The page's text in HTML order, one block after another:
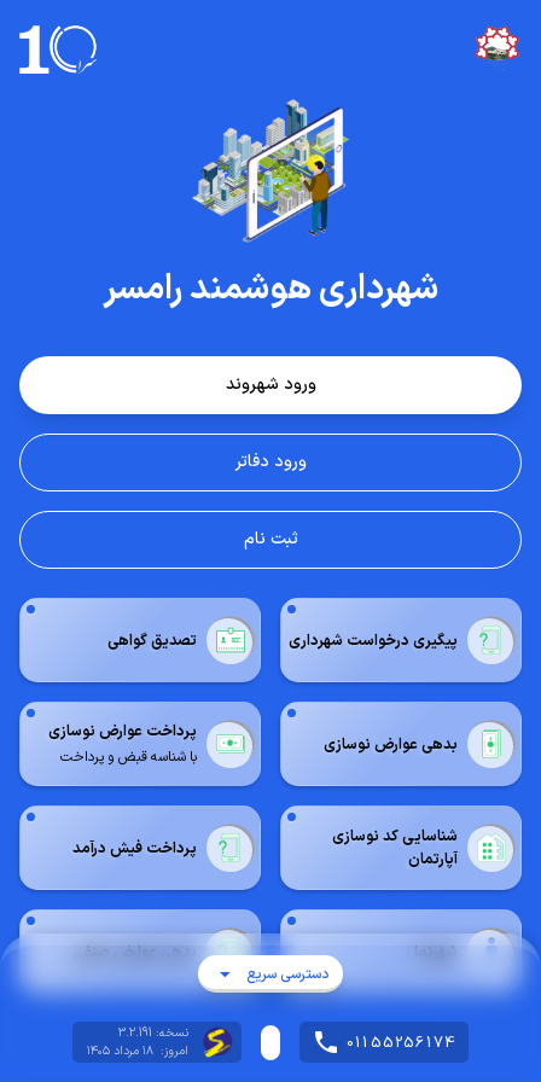
شهرداری هوشمند رامسر
ورود شهروند
ورود دفاتر
ثبت نام
پيگيري درخواست شهرداري تصدیق گواهی
بدهي عوارض نوسازي
پرداخت عوارض نوسازی
با شناسه قبض و پرداخت
شناسایی کد نوسازی
آپارتمان
پرداخت فیش درآمد
شهرنما بدهی عوارض صنفی
دسترسی سریع arrow_drop_down
phone 01155256174
نسخه: 3.2.191
امروز: ۱۸ مرداد ۱۴۰۵